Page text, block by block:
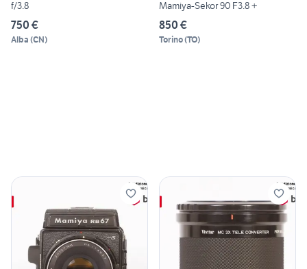
f/3.8
750 €
Alba (CN)
Mamiya-Sekor 90 F3.8 +
850 €
Torino(TO)